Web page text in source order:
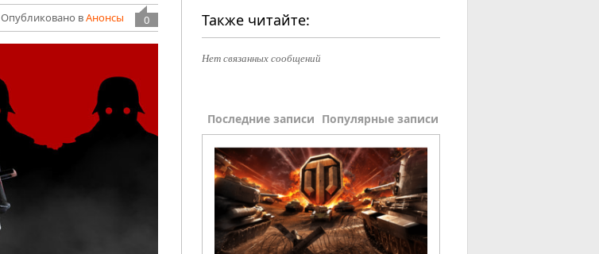
0
Опубликовано вАнонсы Также читайте:
Нет связанных сообщений
Последние записи Популярные записи